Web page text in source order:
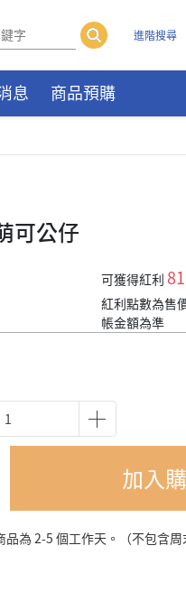
進階搜尋
息 商品預購
可公仔
可獲得紅利 81
紅利點數為售
帳金額為準
加入
為 2-5 個工作天。（不包含周